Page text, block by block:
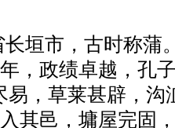
垣市，古时称蒲
，政绩卓越，孔
易，草莱甚辟，沟
其邑，墉屋完固